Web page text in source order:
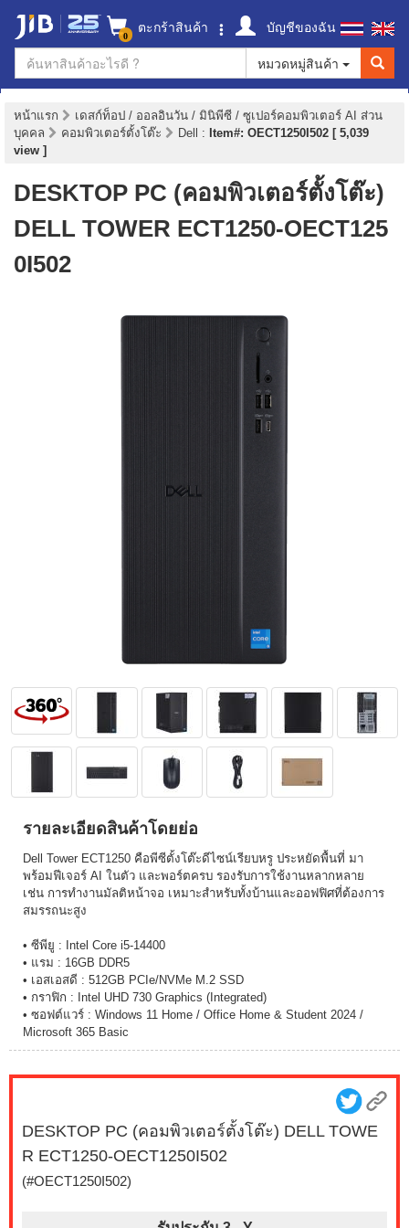
0 ตะกร้าสินค้า
บัญชีของฉัน
หมวดหมู่สินค้า
หน้าแรก
เดสก์ท็อป / ออลอินวัน / มินิพีซี / ซูเปอร์คอมพิวเตอร์ AI ส่วน
บุคคล
คอมพิวเตอร์ตั้งโต๊ะ Dell : Item#: OECT1250I502 [ 5,039
view ]
DESKTOP PC (คอมพิวเตอร์ตั้งโต๊ะ)
DELL TOWER ECT1250-OECT125
0I502
รายละเอียดสินค้าโดยย่อ
Dell Tower ECT1250 คือพีซีตั้งโต๊ะดีไซน์เรียบหรู ประหยัดพื้นที่ มา
พร้อมฟีเจอร์ AI ในตัว และพอร์ตครบ รองรับการใช้งานหลากหลาย
เช่น การทำงานมัลติหน้าจอ เหมาะสำหรับทั้งบ้านและออฟฟิศที่ต้องการ
สมรรถนะสูง
• ซีพียู : Intel Core i5-14400
• แรม : 16GB DDR5
• เอสเอสดี : 512GB PCIe/NVMe M.2 SSD
• กราฟิก : Intel UHD 730 Graphics (Integrated)
• ซอฟต์แวร์ : Windows 11 Home / Office Home & Student 2024 /
Microsoft 365 Basic
DESKTOP PC (คอมพิวเตอร์ตั้งโต๊ะ) DELL TOWE
R ECT1250-OECT1250I502
(#OECT1250I502)